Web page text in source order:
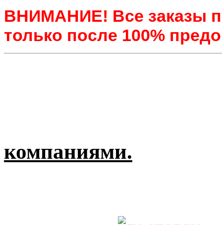
ВНИМАНИЕ! Все заказы
только после 100%
компаниями.